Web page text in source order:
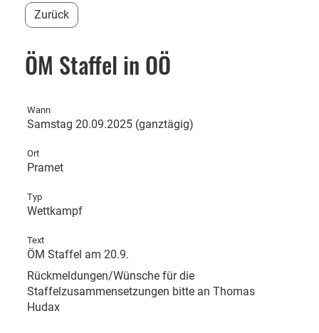
Zurück
ÖM Staffel in OÖ
Wann
Samstag 20.09.2025 (ganztägig)
Ort
Pramet
Typ
Wettkampf
Text
ÖM Staffel am 20.9.
Rückmeldungen/Wünsche für die
Staffelzusammensetzungen bitte an Thomas
Hudax